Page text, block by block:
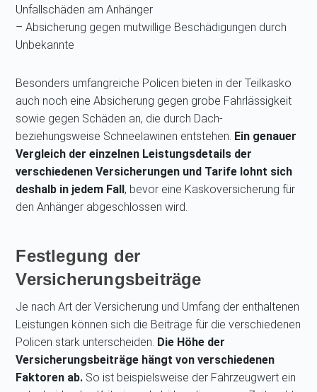
Unfallschäden am Anhänger
– Absicherung gegen mutwillige Beschädigungen durch
Unbekannte
Besonders umfangreiche Policen bieten in der Teilkasko
auch noch eine Absicherung gegen grobe Fahrlässigkeit
sowie gegen Schäden an, die durch Dach-
beziehungsweise Schneelawinen entstehen. Ein genauer
Vergleich der einzelnen Leistungsdetails der
verschiedenen Versicherungen und Tarife lohnt sich
deshalb in jedem Fall , bevor eine Kaskoversicherung für
den Anhänger abgeschlossen wird.
Festlegung der
Versicherungsbeiträge
Je nach Art der Versicherung und Umfang der enthaltenen
Leistungen können sich die Beiträge für die verschiedenen
Policen stark unterscheiden. Die Höhe der
Versicherungsbeiträge hängt von verschiedenen
Faktoren ab. So ist beispielsweise der Fahrzeugwert ein